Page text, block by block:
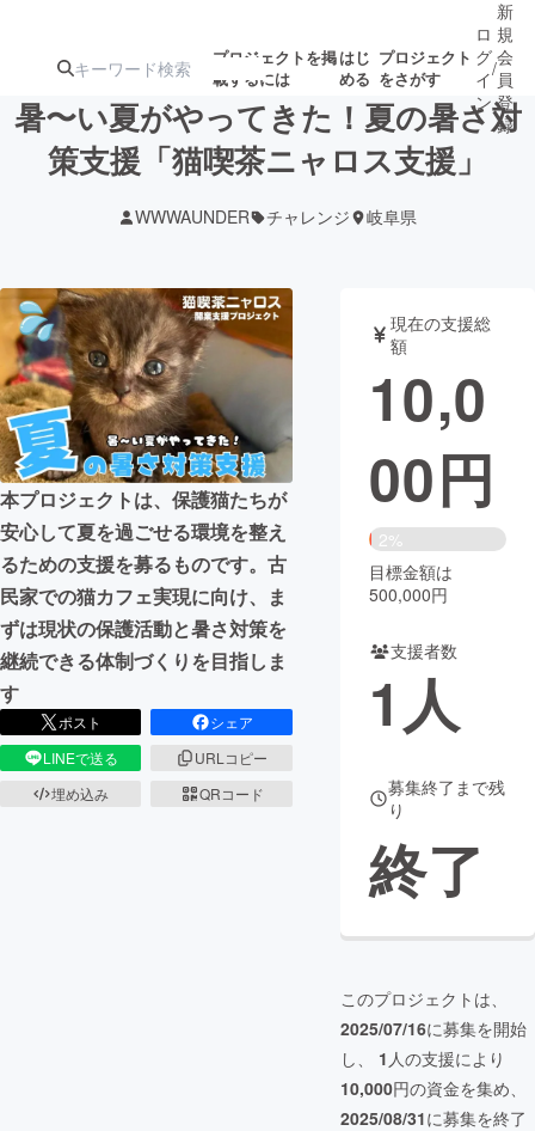
プロジェクトを掲
載するには
はじ
める
プロジェクト
をさがす
ターン
ジェクト
募集終了が近いプ
ロジェクト
アート・写真 音楽
テクノロジー・ガジェット ゲーム・
映像・映画 書籍・雑誌
ビジネス・起業 チャレンジ
まちづくり・地域活性化
CAMPFIRE for Social Good
CAMPFIRE Creation
コミュニティ
ロ
グ
イ
ン
/
新
規
会
員
登
録
暑〜い夏がやってきた！夏の暑さ対
策支援「猫喫茶ニャロス支援」
WWWAUNDER チャレンジ 岐阜県
本プロジェクトは、保護猫たちが
安心して夏を過ごせる環境を整え
るための支援を募るものです。古
民家での猫カフェ実現に向け、ま
ずは現状の保護活動と暑さ対策を
継続できる体制づくりを目指しま
す
ポスト
シェア
LINEで送る
URLコピー
埋め込み
QRコード
現在の支援総
額
10,0
00円
2%
目標金額は
500,000円
支援者数
1人
募集終了まで残
り
終了
このプロジェクトは、
2025/07/16に募集を開始
し、 1 人の支援により
10,000円の資金を集め、
2025/08/31に募集を終了